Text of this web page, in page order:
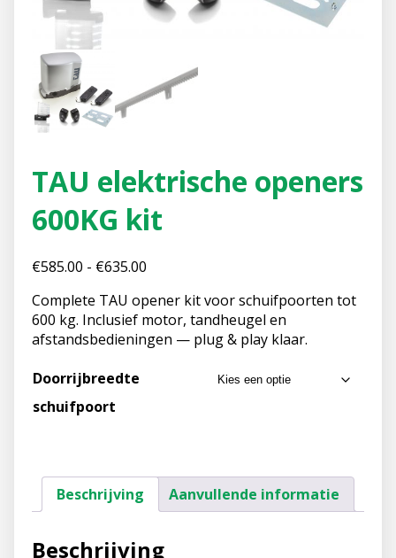
TAU elektrische openers
600KG kit
€585.00 - €635.00
Complete TAU opener kit voor schuifpoorten tot
600 kg. Inclusief motor, tandheugel en
afstandsbedieningen — plug & play klaar.
Doorrijbreedte
schuifpoort
Beschrijving Aanvullende informatie
Beschrijving